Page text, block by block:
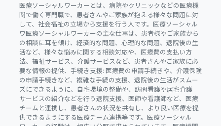
医療ソーシャルワーカーとは、病院やクリニックなどの医療機
関で働く専門職で、患者さんやご家族が抱える様々な問題に対
して、社会福祉の立場から支援を行う人です。医療ソーシャル
ワ医療ソーシャルワーカーの主な仕事は、患者様やご家族から
の相談に耳を傾け、経済的な問題、心理的な問題、退院後の生
活など、様々な悩みに関する相談対応や、医療費の支払い方
法、福祉サービス、介護サービスなど、患者さんやご家族に必
要な情報の提供、手続き支援: 医療費の申請手続きや、介護保険
の申請手続きなど、複雑な手続の支援、退院後の生活がスムー
ズにできるように、自宅環境の整備や、訪問看護や居宅介護
サービスの紹介などを行う退院支援、医師や看護師など、医療
チームと連携し、患者さんの状況を共有し、より良い医療を提
供できるようにする医療チーム連携等です。医療ソーシャル